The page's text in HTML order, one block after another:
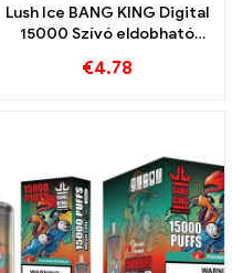
Lush Ice BANG KING Digital
15000 Szívó eldobható
15000 Puff görögdinnye
€4.78